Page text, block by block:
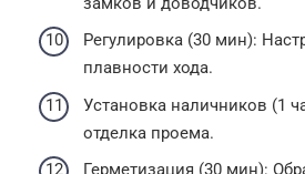
Регулировка (30 мин):
плавности хода.
Установка наличников (1
отделка проема.
Герметизация (30 мин):